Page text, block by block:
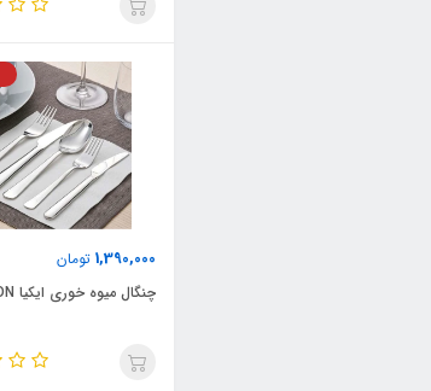
1,390,000 تومان
چنگال میوه خوری ایکیا DRAGON